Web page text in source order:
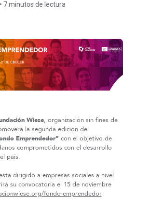
• 7 minutos de lectura
Wiese, organización sin fines de
la segunda edición del
Emprendedor” con el objetivo de
comprometidos con el desarrollo
país.
dirigido a empresas sociales a nivel
su convocatoria el 15 de noviembre
fondo-emprendedor